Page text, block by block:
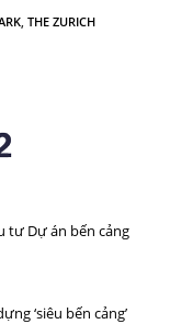
THE ZURICH
tư Dự án bến cảng
‘siêu bến cảng’